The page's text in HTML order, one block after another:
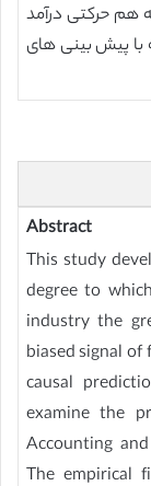
هم حرکتی درآمد
با پیش بینی های
Abstract
This study
degree to
industry the
biased signal
causal
examine the
Accounting
The empirical